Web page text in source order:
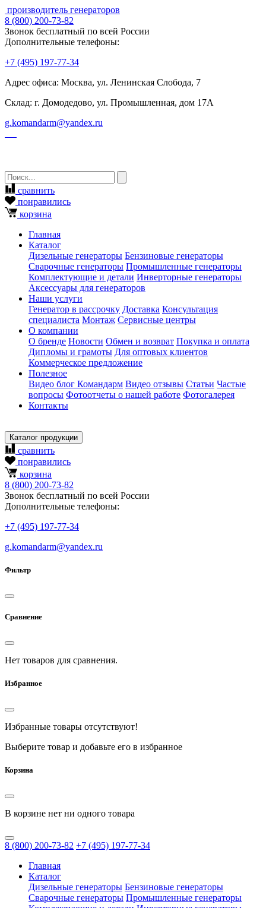
производитель генераторов
8 (800) 200-73-82
Звонок бесплатный по всей России
Дополнительные телефоны:
+7 (495) 197-77-34
Адрес офиса: Москва, ул. Ленинская Слобода, 7
Склад: г. Домодедово, ул. Промышленная, дом 17А
g.komandarm@yandex.ru
сравнить
понравились
корзина
Главная
Каталог
Дизельные генераторы Бензиновые генераторы
Сварочные генераторы Промышленные генераторы
Комплектующие и детали Инверторные генераторы
Аксессуары для генераторов
Наши услуги
Генератор в рассрочку Доставка Консультация
специалиста Монтаж Сервисные центры
О компании
О бренде Новости Обмен и возврат Покупка и оплата
Дипломы и грамоты Для оптовых клиентов
Коммерческое предложение
Полезное
Видео блог Командарм Видео отзывы Статьи Частые
вопросы Фотоотчеты о нашей работе Фотогалерея
Контакты
Каталог продукции
сравнить
понравились
корзина
8 (800) 200-73-82
Звонок бесплатный по всей России
Дополнительные телефоны:
+7 (495) 197-77-34
g.komandarm@yandex.ru
Фильтр
Сравнение
Нет товаров для сравнения.
Избранное
Избранные товары отсутствуют!
Выберите товар и добавьте его в избранное
Корзина
В корзине нет ни одного товара
8 (800) 200-73-82 +7 (495) 197-77-34
Главная
Каталог
Дизельные генераторы Бензиновые генераторы
Сварочные генераторы Промышленные генераторы